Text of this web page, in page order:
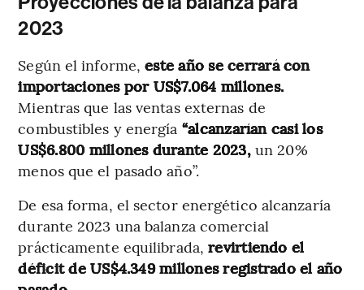
2023
Según el informe,este año se cerrará con
importaciones por US$7.064 millones.
Mientras que las ventas externas de
combustibles y energía “alcanzarían casi los
US$6.800 millones durante 2023,un 20%
menos que el pasado año”.
De esa forma, el sector energético alcanzaría
durante 2023 una balanza comercial
prácticamente equilibrada,revirtiendo el
déficit de US$4.349 millones registrado el año